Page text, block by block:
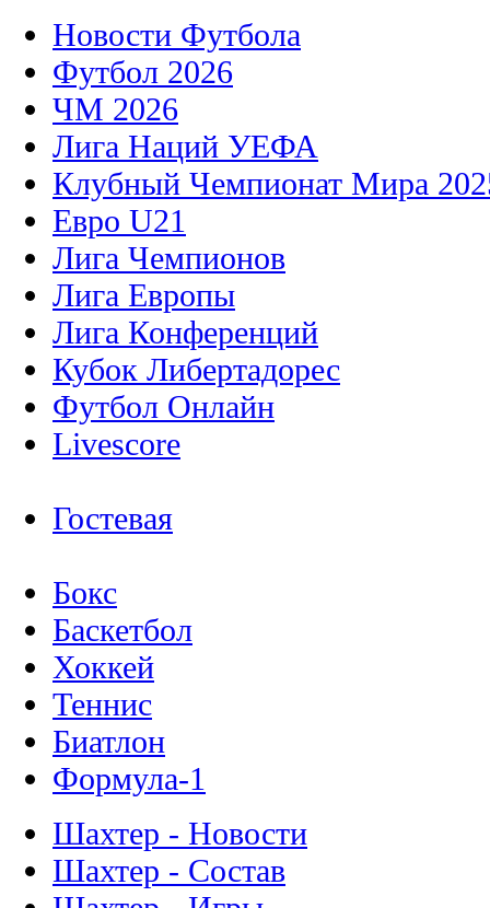
Новости Футбола
Футбол 2026
ЧМ 2026
Лига Наций УЕФА
Клубный Чемпионат Мира
Евро U21
Лига Чемпионов
Лига Европы
Лига Конференций
Кубок Либертадорес
Футбол Онлайн
Livescore
Гостевая
Бокс
Баскетбол
Хоккей
Теннис
Биатлон
Формула-1
Шахтер - Новости
Шахтер - Состав